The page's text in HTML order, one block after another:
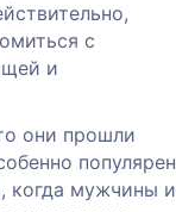
с
и
они прошли
популярен
когда мужчины и